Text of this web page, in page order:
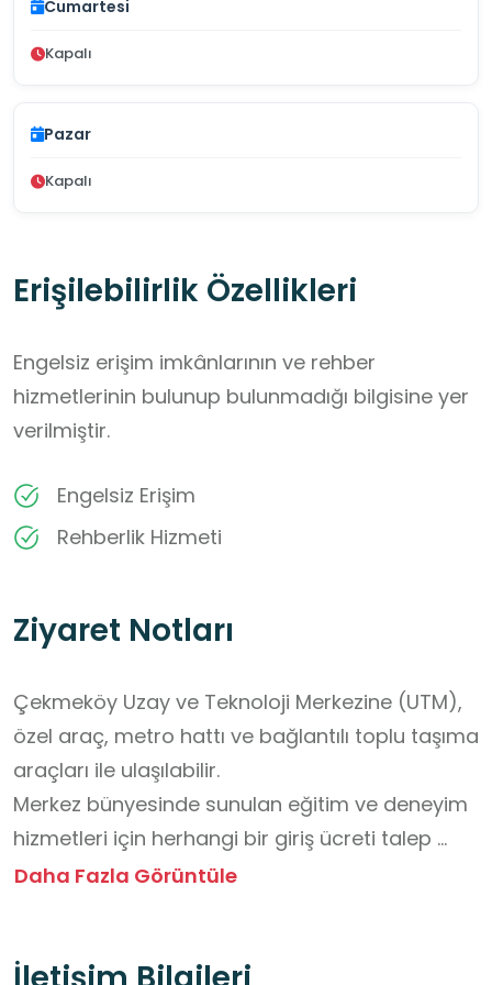
Cumartesi
Kapalı
Pazar
Kapalı
Erişilebilirlik Özellikleri
Engelsiz erişim imkânlarının ve rehber
hizmetlerinin bulunup bulunmadığı bilgisine yer
verilmiştir.
Engelsiz Erişim
Rehberlik Hizmeti
Ziyaret Notları
Çekmeköy Uzay ve Teknoloji Merkezine (UTM),
özel araç, metro hattı ve bağlantılı toplu taşıma
araçları ile ulaşılabilir.
Merkez bünyesinde sunulan eğitim ve deneyim
hizmetleri için herhangi bir giriş ücreti talep
edilmemekte olup tüm faaliyetler ücretsiz
resmi dijital platformu üzerinden önceden
Daha Fazla Görüntüle